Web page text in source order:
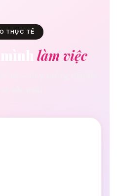
THỰC TẾ
mình làm việc